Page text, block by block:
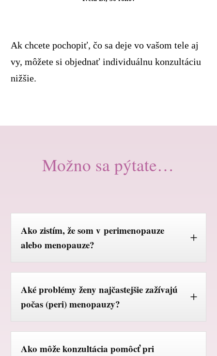
Ak chcete pochopiť, čo sa deje vo vašom tele aj
vy, môžete si objednať individuálnu konzultáciu
nižšie.
Možno sa pýtate…
Ako zistím, že som v perimenopauze
alebo menopauze?
Aké problémy ženy najčastejšie zažívajú
počas (peri) menopauzy?
Ako môže konzultácia pomôcť pri